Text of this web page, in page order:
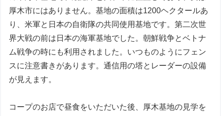
厚木市にはありません。基地の面積は1200ヘクタールあ
り、米軍と日本の自衛隊の共同使用基地です。第二次世
界大戦の前は日本の海軍基地でした。朝鮮戦争とベトナ
ム戦争の時にも利用されました。いつものようにフェン
スに注意書きがあります。通信用の塔とレーダーの設備
が見えます。
コープのお店で昼食をいただいた後、厚木基地の見学を